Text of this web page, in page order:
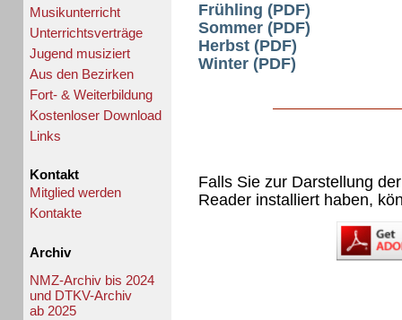
Musikunterricht
Unterrichtsverträge
Jugend musiziert
Aus den Bezirken
Fort- & Weiterbildung
Kostenloser Download
Links
Kontakt
Mitglied werden
Kontakte
Archiv
NMZ-Archiv bis 2024
und DTKV-Archiv
ab 2025
Frühling (PDF)
Sommer (PDF)
Herbst (PDF)
Winter (PDF)
Falls Sie zur Darstellung
Reader installiert haben,